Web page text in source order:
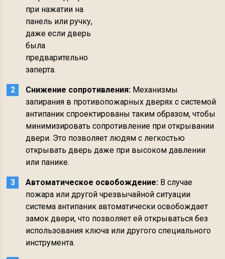
при нажатии на
панель или ручку,
даже если дверь
была
предварительно
заперта.
Снижение сопротивления: Механизмы
запирания в противопожарных дверях с системой
антипаник спроектированы таким образом, чтобы
минимизировать сопротивление при открывании
двери. Это позволяет людям с легкостью
открывать дверь даже при высоком давлении
или панике.
Автоматическое освобождение: В случае
пожара или другой чрезвычайной ситуации
система антипаник автоматически освобождает
замок двери, что позволяет ей открываться без
использования ключа или другого специального
инструмента.